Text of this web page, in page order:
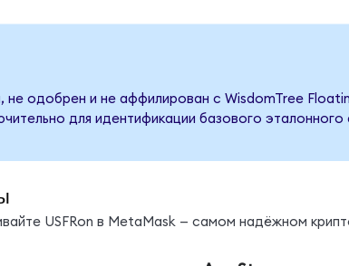
одобрен и не аффилирован с WisdomTree
для идентификации базового эталонного
USFRon в MetaMask — самом надёжном